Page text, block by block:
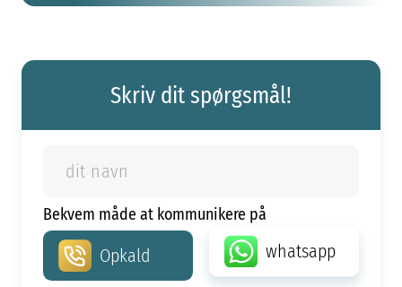
Skriv dit spørgsmål!
Bekvem måde at kommunikere på
Opkald whatsapp